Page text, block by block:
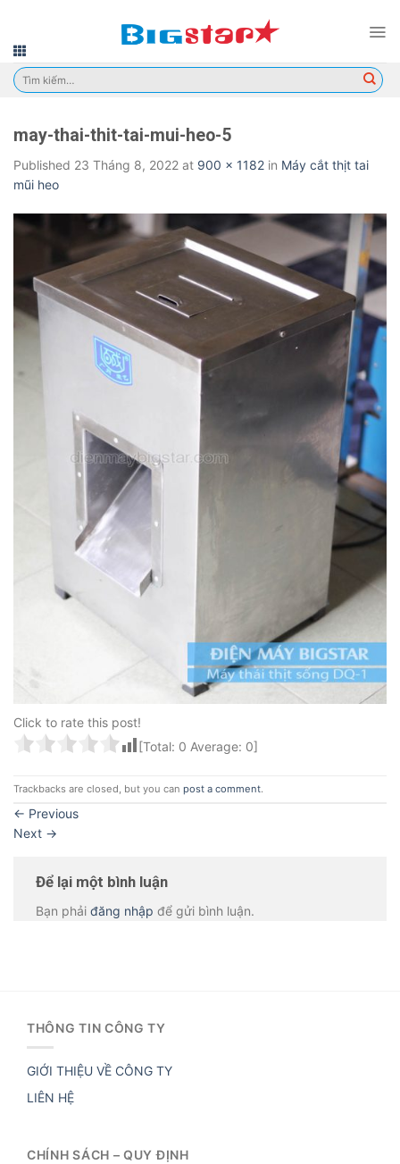
content
Tìm
kiếm:
may-thai-thit-tai-mui-heo-5
Published 23 Tháng 8, 2022 at 900 × 1182 in Máy cắt thịt tai
mũi heo
Click to rate this post!
[Total: 0 Average: 0]
Trackbacks are closed, but you can post a comment.
← Previous
Next →
Để lại một bình luận
Bạn phải đăng nhập để gửi bình luận.
THÔNG TIN CÔNG TY
GIỚI THIỆU VỀ CÔNG TY
LIÊN HỆ
CHÍNH SÁCH – QUY ĐỊNH